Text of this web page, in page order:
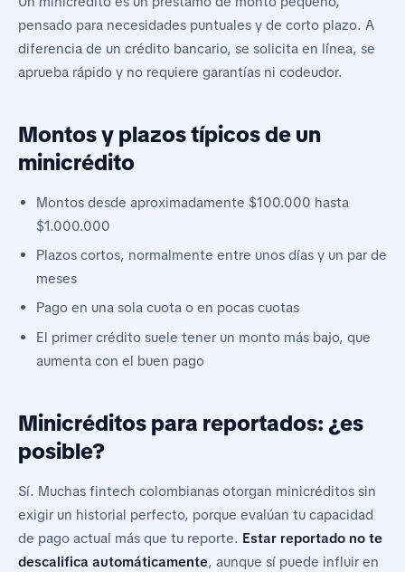
pensado para necesidades puntuales y de corto plazo. A
diferencia de un crédito bancario, se solicita en línea, se
aprueba rápido y no requiere garantías ni codeudor.
Montos y plazos típicos de un
minicrédito
Montos desde aproximadamente $100.000 hasta
$1.000.000
Plazos cortos, normalmente entre unos días y un par de
meses
Pago en una sola cuota o en pocas cuotas
El primer crédito suele tener un monto más bajo, que
aumenta con el buen pago
Minicréditos para reportados: ¿es
posible?
Sí. Muchas fintech colombianas otorgan minicréditos sin
exigir un historial perfecto, porque evalúan tu capacidad
de pago actual más que tu reporte. Estar reportado no te
descalifica automáticamente, aunque sí puede influir en